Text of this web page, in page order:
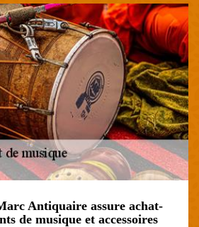
Antiquaire assure achat-
de musique et accessoires